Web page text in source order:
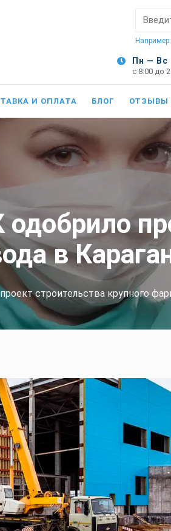
Поиск:
Пн — Вс
с 8:00 до
И ОПЛАТА БЛОГ ОТЗЫВЫ
в
строительства крупного